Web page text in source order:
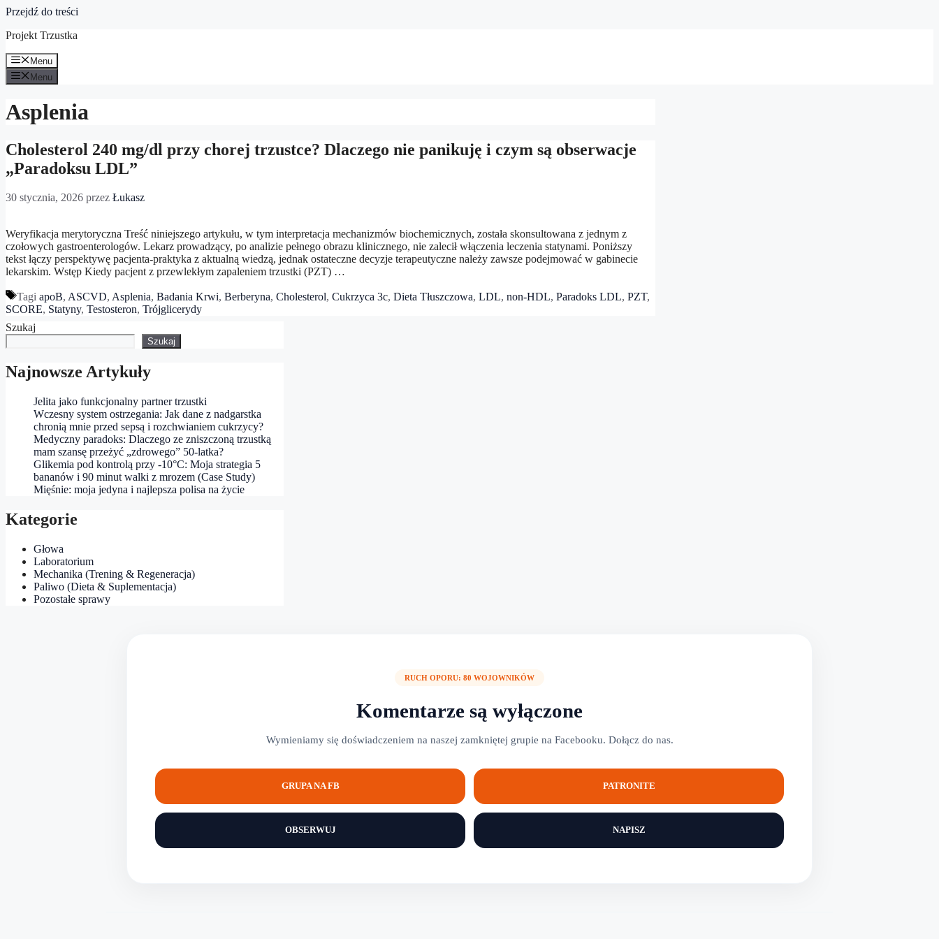
Przejdź do treści
Projekt Trzustka
Menu
Menu
Asplenia
Cholesterol 240 mg/dl przy chorej trzustce? Dlaczego nie panikuję i czym są obserwacje
„Paradoksu LDL”
30 stycznia, 2026 przez Łukasz
Weryfikacja merytoryczna Treść niniejszego artykułu, w tym interpretacja mechanizmów biochemicznych, została skonsultowana z jednym z
czołowych gastroenterologów. Lekarz prowadzący, po analizie pełnego obrazu klinicznego, nie zalecił włączenia leczenia statynami. Poniższy
tekst łączy perspektywę pacjenta-praktyka z aktualną wiedzą, jednak ostateczne decyzje terapeutyczne należy zawsze podejmować w gabinecie
lekarskim. Wstęp Kiedy pacjent z przewlekłym zapaleniem trzustki (PZT) …
Tagi apoB, ASCVD, Asplenia, Badania Krwi, Berberyna, Cholesterol, Cukrzyca 3c, Dieta Tłuszczowa, LDL, non-HDL, Paradoks LDL, PZT,
SCORE, Statyny, Testosteron, Trójglicerydy
Szukaj
Szukaj
Najnowsze Artykuły
Jelita jako funkcjonalny partner trzustki
Wczesny system ostrzegania: Jak dane z nadgarstka
chronią mnie przed sepsą i rozchwianiem cukrzycy?
Medyczny paradoks: Dlaczego ze zniszczoną trzustką
mam szansę przeżyć „zdrowego” 50‑latka?
Glikemia pod kontrolą przy -10°C: Moja strategia 5
bananów i 90 minut walki z mrozem (Case Study)
Mięśnie: moja jedyna i najlepsza polisa na życie
Kategorie
Głowa
Laboratorium
Mechanika (Trening & Regeneracja)
Paliwo (Dieta & Suplementacja)
Pozostałe sprawy
RUCH OPORU: 80 WOJOWNIKÓW
Komentarze są wyłączone
Wymieniamy się doświadczeniem na naszej zamkniętej grupie na Facebooku. Dołącz do nas.
GRUPA NA FB PATRONITE
OBSERWUJ NAPISZ